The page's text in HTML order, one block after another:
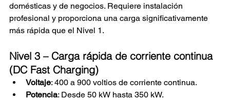
domésticas y de negocios. Requiere instalación
profesional y proporciona una carga significativamente
más rápida que el Nivel 1.
Nivel 3 – Carga rápida de corriente continua
(DC Fast Charging)
Voltaje: 400 a 900 voltios de corriente continua.
Potencia: Desde 50 kW hasta 350 kW.